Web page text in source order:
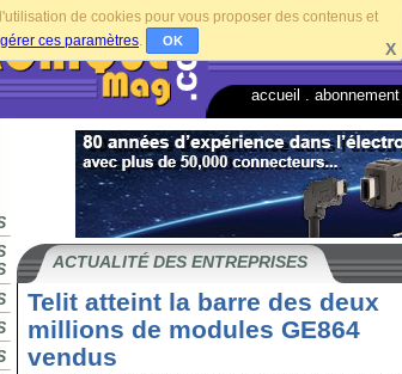
de cookies pour vous proposer des contenus et
ces paramètres. OK X
accueil abonnement
ACTUALITÉ DES ENTREPRISES
Telit atteint la barre des deux
millions de modules GE864
vendus